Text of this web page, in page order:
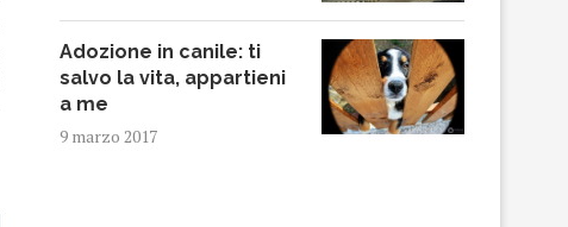
Adozione in canile: ti
salvo la vita, appartieni
a me
9 marzo 2017